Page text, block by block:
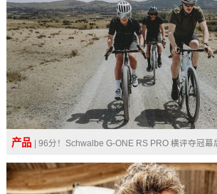
产品 | 96分！Schwalbe G-ONE RS PRO 横评夺冠幕